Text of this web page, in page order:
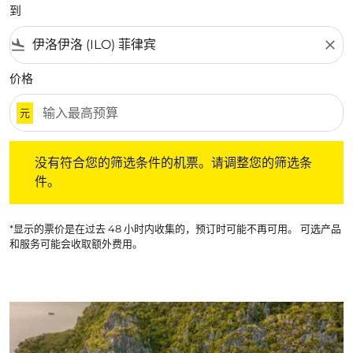
到
flight_land close
价格
元
没有符合您的筛选条件的机票。请调整您的筛选条
件。
*显示的票价是在过去 48 小时内收集的，预订时可能不再可用。 可选产品
和服务可能会收取额外费用。